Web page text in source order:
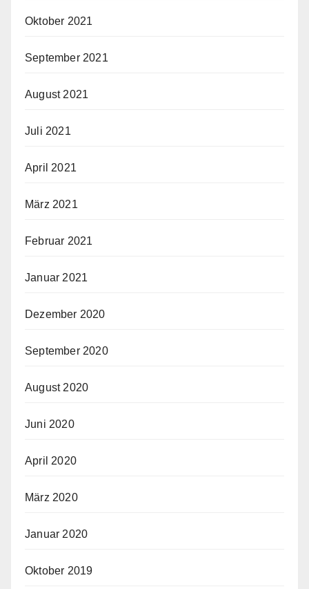
Oktober 2021
September 2021
August 2021
Juli 2021
April 2021
März 2021
Februar 2021
Januar 2021
Dezember 2020
September 2020
August 2020
Juni 2020
April 2020
März 2020
Januar 2020
Oktober 2019